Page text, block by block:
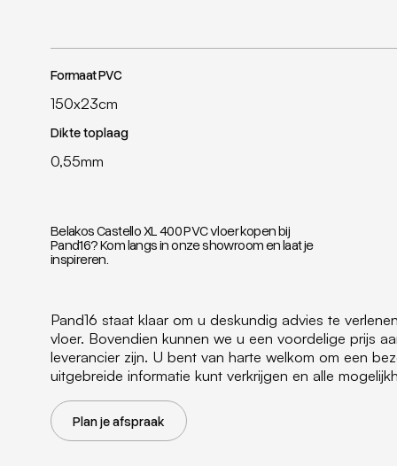
Formaat PVC
150x23cm
Dikte toplaag
0,55mm
Belakos Castello XL 400 PVC vloer kopen bij
Pand16? Kom langs in onze showroom en laat je
inspireren.
Pand16 staat klaar om u deskundig advies te
vloer. Bovendien kunnen we u een voordelige prijs
leverancier zijn. U bent van harte welkom om een
uitgebreide informatie kunt verkrijgen en alle
Plan je afspraak